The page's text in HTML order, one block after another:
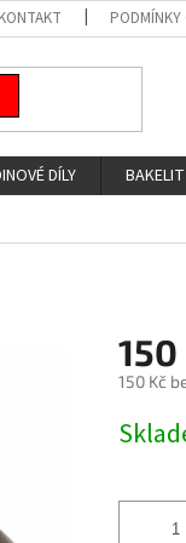
KONTAKT PODMÍNKY
DÍLY BAKELIT
150
150 Kč
cena: